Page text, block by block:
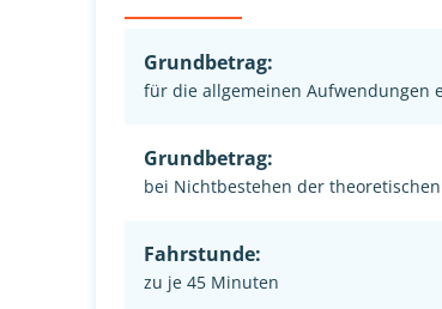
Grundbetrag:
für die allgemeinen Aufwendungen
Grundbetrag:
bei Nichtbestehen der
Fahrstunde:
zu je 45 Minuten